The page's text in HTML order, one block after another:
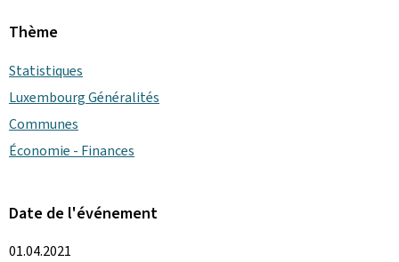
Thème
Statistiques
Luxembourg Généralités
Communes
Économie - Finances
Date de l'événement
01.04.2021